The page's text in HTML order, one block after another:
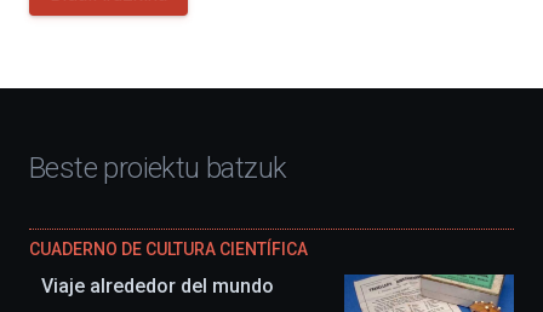
Beste proiektu batzuk
CUADERNO DE CULTURA CIENTÍFICA
Viaje alrededor del mundo